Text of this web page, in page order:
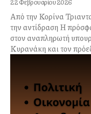
22 Φεβρουαρίου 2026
Από την Κορίνα Τριανταφύλλου Όταν η
την αντίδραση Η πρόσφατη δημόσια αντιπαράθεση ανάμεσα
στον αναπληρωτή
Κυρανάκη και τον